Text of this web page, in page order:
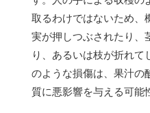
取るわけではないため、
実が押しつぶされたり、
り、あるいは枝が折れて
のような損傷は、果汁の
質に悪影響を与える可能